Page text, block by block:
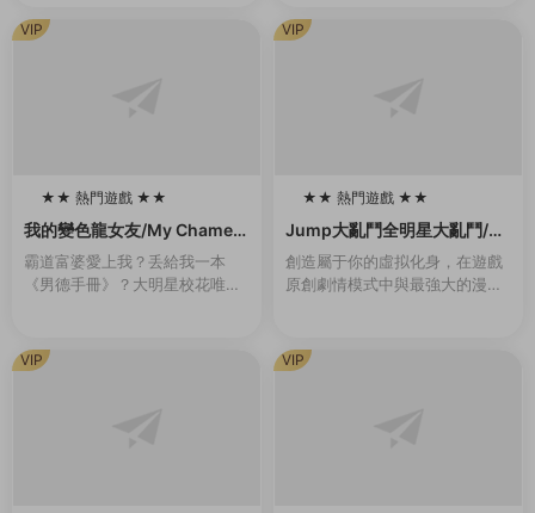
目會将她用繩索捆綁起來。玩家
需要通過鍵盤幫助她完...
生宿舍。但是，與他共同生活的
大小姐們，是一群很...
★★ 熱門遊戲 ★★
我的變色龍女友/My Chamele
on Girlfriend（Build.102136
55-1.0）
霸道富婆愛上我？丢給我一本
《男德手冊》？大明星校花唯獨
其實愛我的美少女（白富美）背
後都有不爲人知的秘密…...
VIP
★★ 熱門遊戲 ★★
100
Jump大亂鬥全明星大亂鬥/U
MP FORCE（v3.02終極版）
創造屬于你的虛拟化身，在遊戲
原創劇情模式中與最強大的漫畫
玩法。 名稱: JUMP FORCE類
型: 動作...
VIP
VIP VIP